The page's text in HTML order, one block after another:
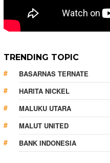
TRENDING TOPIC
BASARNAS TERNATE
HARITA NICKEL
MALUKU UTARA
MALUT UNITED
BANK INDONESIA